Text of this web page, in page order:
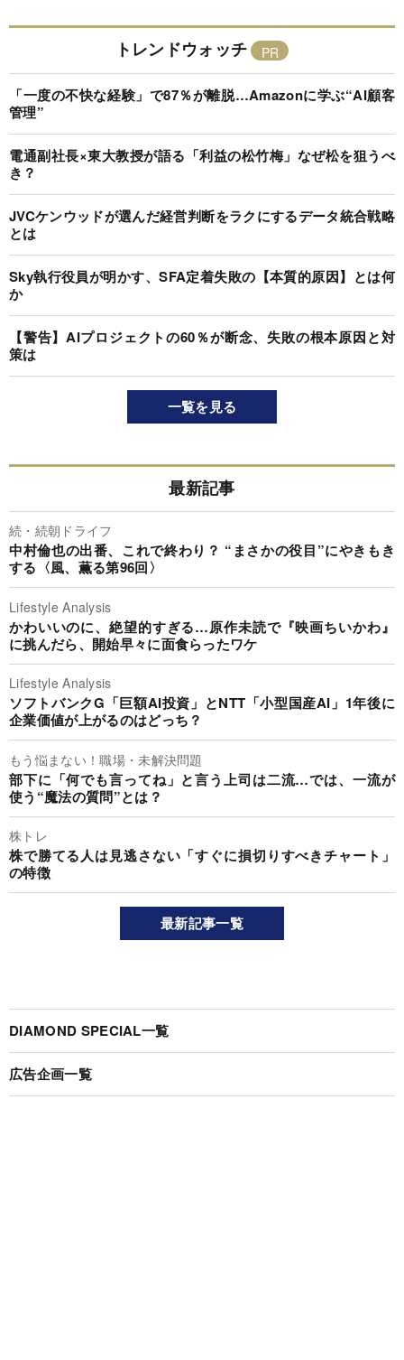
トレンドウォッチ
「一度の不快な経験」で87％が離脱…Amazonに学ぶ“AI顧客
管理”
電通副社長×東大教授が語る「利益の松竹梅」なぜ松を狙うべ
き？
JVCケンウッドが選んだ経営判断をラクにするデータ統合戦略
とは
Sky執行役員が明かす、SFA定着失敗の【本質的原因】とは何
か
【警告】AIプロジェクトの60％が断念、失敗の根本原因と対
策は
一覧を見る
最新記事
続・続朝ドライフ
中村倫也の出番、これで終わり？ “まさかの役目”にやきもき
する〈風、薫る第96回〉
Lifestyle Analysis
かわいいのに、絶望的すぎる…原作未読で『映画ちいかわ』
に挑んだら、開始早々に面食らったワケ
Lifestyle Analysis
ソフトバンクG「巨額AI投資」とNTT「小型国産AI」1年後に
企業価値が上がるのはどっち？
もう悩まない！職場・未解決問題
部下に「何でも言ってね」と言う上司は二流…では、一流が
使う“魔法の質問”とは？
株トレ
株で勝てる人は見逃さない「すぐに損切りすべきチャート」
の特徴
最新記事一覧
DIAMOND SPECIAL一覧
広告企画一覧